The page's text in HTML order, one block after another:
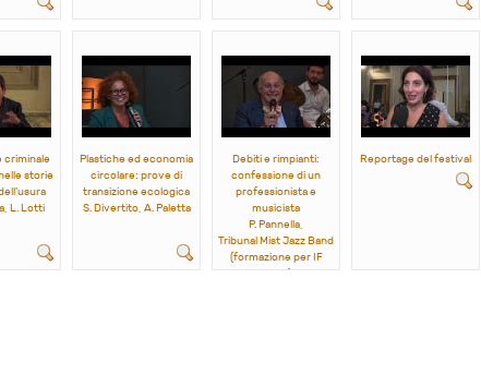
criminale
storie
L. Lotti
Plastiche ed economia
circolare: prove di
transizione ecologica
S. Divertito, A. Paletta
Debiti e rimpianti:
confessione di un
professionista e
musicista
P. Pannella,
Tribunal Mist Jazz Band
(formazione per IF
2023)
Reportage del festival